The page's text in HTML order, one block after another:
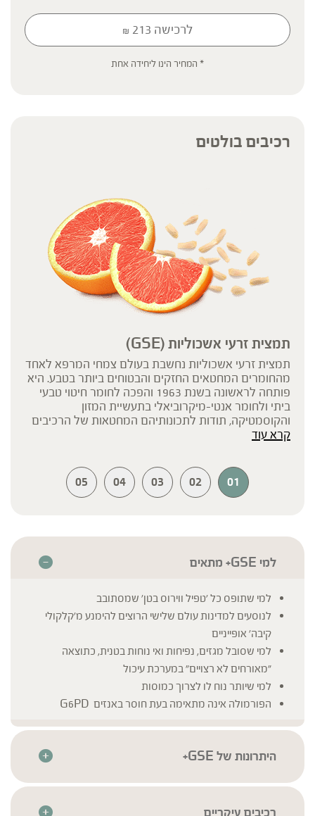
* תוסף תזונה
הכתוב מסתמך על גישות הרבליסטיות ונטורופתיות מסורתיות. למען הסר
ספק המידע אינו מהווה המלצה רפואית מוסמכת ואינו מיועד להנחות את
מתייחס להגדרה המקובלת ברפואת הצמחים המסורתית.
לרכישה ₪ 213
* המחיר הינו ליחידה אחת
רכיבים בולטים
תמצית זרעי אשכוליות (GSE)
תמצית זרעי אשכוליות נחשבת בעולם צמחי המרפא לאחד
מהחומרים המחטאים החזקים והבטוחים ביותר בטבע. היא
פותחה לראשונה בשנת 1963 והפכה לחומר חיטוי טבעי
ביתי ולחומר אנטי-מיקרוביאלי בתעשיית המזון
והקוסמטיקה, תודות לתכונותיהם המחטאות של הרכיבים
הפלבנואידיים הקיימים בה.
קרא עוד
01
02
03
04
05
למי GSE+ מתאים
למי שתופס כל 'טפיל ווירוס בטן' שמסתובב
לנוסעים למדינות עולם שלישי הרוצים להימנע מ'קלקולי
קיבה' אופייניים
למי שסובל מגזים, נפיחות ואי נוחות בטנית, כתוצאה
"מאורחים לא רצויים" במערכת עיכול
למי שיותר נוח לו לצרוך כמוסות
הפורמולה אינה מתאימה בעת חוסר באנזים G6PD
היתרונות של GSE+
לתקנים המחמירים ביותר בכדי להבטיח את איכותם וניקיונם
רכיבים עיקריים